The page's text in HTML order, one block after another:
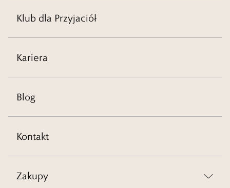
Klub dla Przyjaciół
Kariera
Blog
Kontakt
Zakupy